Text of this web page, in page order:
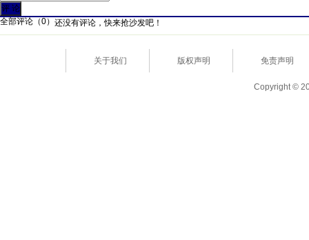
全部评论（0） 还没有评论，快来抢沙发吧！
关于我们 版权声明 免责声明
Copyright ©